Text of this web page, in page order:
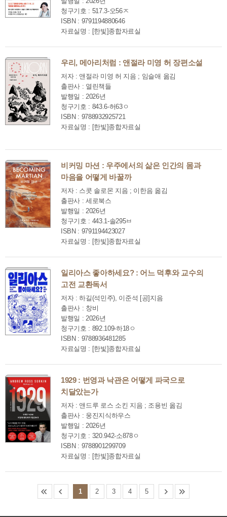
청구기호 : 517.3-오56ㅈ
ISBN : 9791194880646
자료실명 : [한빛]종합자료실
우리, 메아리처럼 : 앤절라 미영 허 장편소설
저자 : 앤절라 미영 허 지음 ; 임슬애 옮김
출판사 : 열린책들
발행일 : 2026년
청구기호 : 843.6-허63ㅇ
ISBN : 9788932925721
자료실명 : [한빛]종합자료실
비커밍 마션 : 우주에서의 삶은 인간의 몸과
마음을 어떻게 바꿀까
저자 : 스콧 솔로몬 지음 ; 이한음 옮김
출판사 : 세로북스
발행일 : 2026년
청구기호 : 443.1-솔295ㅂ
ISBN : 9791194423027
자료실명 : [한빛]종합자료실
일리아스 좋아하세요? : 어느 덕후와 교수의
고전 교환독서
저자 : 하길(석민주), 이준석 [공]지음
출판사 : 창비
발행일 : 2026년
청구기호 : 892.109-하18ㅇ
ISBN : 9788936481285
자료실명 : [한빛]종합자료실
1929 : 번영과 낙관은 어떻게 파국으로
치달았는가
저자 : 앤드루 로스 소킨 지음 ; 조용빈 옮김
출판사 : 웅진지식하우스
발행일 : 2026년
청구기호 : 320.942-소878ㅇ
ISBN : 9788901299709
자료실명 : [한빛]종합자료실
1 2 3 4 5